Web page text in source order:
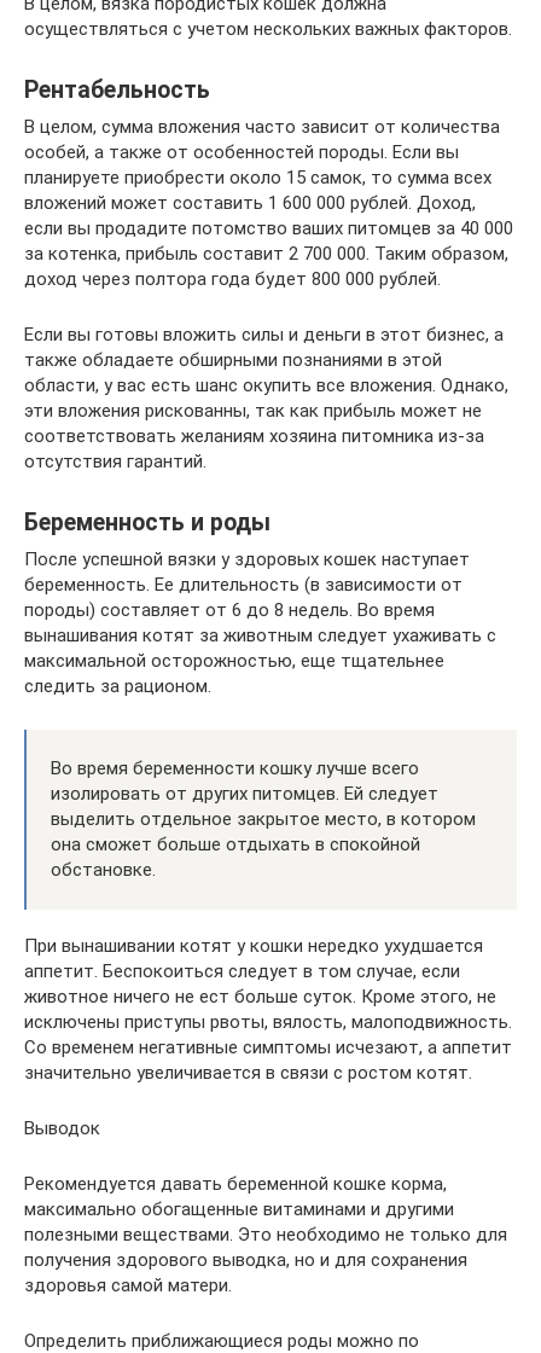
осуществляться с учетом нескольких важных факторов.
Рентабельность
В целом, сумма вложения часто зависит от количества
особей, а также от особенностей породы. Если вы
планируете приобрести около 15 самок, то сумма всех
вложений может составить 1 600 000 рублей. Доход,
если вы продадите потомство ваших питомцев за 40 000
за котенка, прибыль составит 2 700 000. Таким образом,
доход через полтора года будет 800 000 рублей.
Если вы готовы вложить силы и деньги в этот бизнес, а
также обладаете обширными познаниями в этой
области, у вас есть шанс окупить все вложения. Однако,
эти вложения рискованны, так как прибыль может не
соответствовать желаниям хозяина питомника из-за
отсутствия гарантий.
Беременность и роды
После успешной вязки у здоровых кошек наступает
беременность. Ее длительность (в зависимости от
породы) составляет от 6 до 8 недель. Во время
вынашивания котят за животным следует ухаживать с
максимальной осторожностью, еще тщательнее
следить за рационом.
Во время беременности кошку лучше всего
изолировать от других питомцев. Ей следует
выделить отдельное закрытое место, в котором
она сможет больше отдыхать в спокойной
обстановке.
При вынашивании котят у кошки нередко ухудшается
аппетит. Беспокоиться следует в том случае, если
животное ничего не ест больше суток. Кроме этого, не
исключены приступы рвоты, вялость, малоподвижность.
Со временем негативные симптомы исчезают, а аппетит
значительно увеличивается в связи с ростом котят.
Выводок
Рекомендуется давать беременной кошке корма,
максимально обогащенные витаминами и другими
полезными веществами. Это необходимо не только для
получения здорового выводка, но и для сохранения
здоровья самой матери.
Определить приближающиеся роды можно по